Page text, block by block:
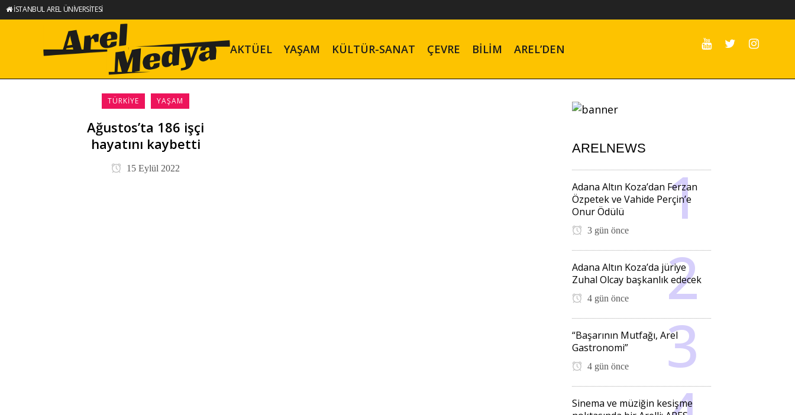
İSTANBUL AREL ÜNİVERSİTESİ
AKTÜEL YAŞAM KÜLTÜR-SANAT ÇEVRE BILIM AREL’DEN
TÜRKIYE YAŞAM
Ağustos’ta 186 işçi
hayatını kaybetti
15 Eylül 2022
ARELNEWS
Adana Altın Koza’dan Ferzan
Özpetek ve Vahide Perçin’e
Onur Ödülü
3 gün önce
Adana Altın Koza’da jüriye
Zuhal Olcay başkanlık edecek
4 gün önce
“Başarının Mutfağı, Arel
Gastronomi”
4 gün önce
Sinema ve müziğin kesişme